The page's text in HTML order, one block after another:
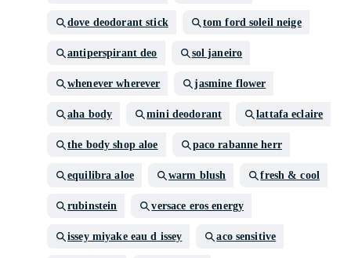
dove deodorant stick tom ford soleil neige
antiperspirant deo sol janeiro
whenever wherever jasmine flower
aha body mini deodorant lattafa eclaire
the body shop aloe paco rabanne herr
equilibra aloe warm blush fresh & cool
rubinstein versace eros energy
issey miyake eau d issey aco sensitive